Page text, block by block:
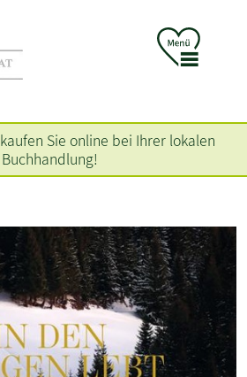
kaufen Sie online bei Ihrer lokalen
Buchhandlung!